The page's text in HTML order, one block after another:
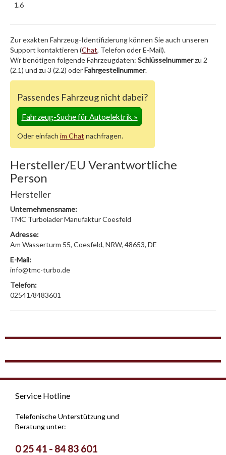
1.6
Zur exakten Fahrzeug-Identifizierung können Sie auch unseren
Support kontaktieren (Chat, Telefon oder E-Mail).
Wir benötigen folgende Fahrzeugdaten: Schlüsselnummerzu 2
(2.1) und zu 3 (2.2) oder Fahrgestellnummer.
Passendes Fahrzeug nicht dabei?
Fahrzeug-Suche für Autoelektrik »
Oder einfach im Chat nachfragen.
Hersteller/EU Verantwortliche
Person
Hersteller
Unternehmensname:
TMC Turbolader Manufaktur Coesfeld
Adresse:
Am Wasserturm 55, Coesfeld, NRW, 48653, DE
E-Mail:
info@tmc-turbo.de
Telefon:
02541/8483601
Service Hotline
Telefonische Unterstützung und
Beratung unter:
0 25 41 - 84 83 601